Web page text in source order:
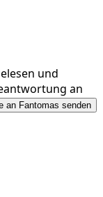
und
an
an Fantomas senden